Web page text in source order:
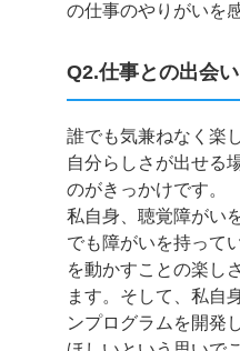
の仕事のやりがいを
Q2.仕事との出会
誰でも気兼ねなく楽
自分らしさが出せる
のがきっかけです。
私自身、聴覚障がい
でも障がいを持って
を動かすことの楽し
ます。そして、私自
ンプログラムを開発